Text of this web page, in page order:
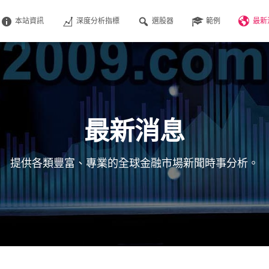
本站資訊 深度分析指標 選股器 範例 最新
最新消息
提供各類豐富、專業的全球金融市場新聞時事分析。